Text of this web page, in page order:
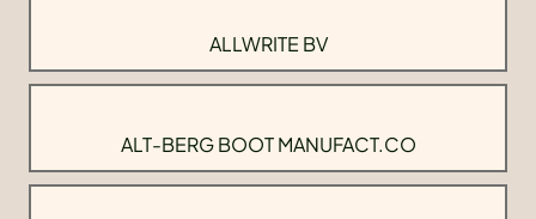
ALLWRITE BV
ALT-BERG BOOT MANUFACT.CO